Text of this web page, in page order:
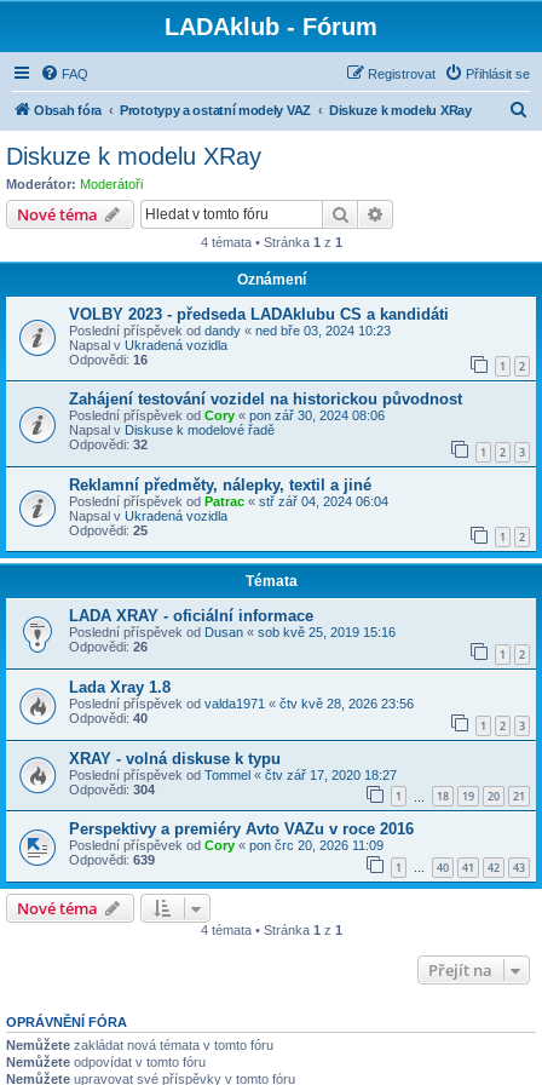
LADAklub - Fórum
FAQ Přihlásit se
Registrovat
Obsah fóra Prototypy a ostatní modely VAZ Diskuze k modelu XRay
Diskuze k modelu XRay
Moderátor: Moderátoři
Nové téma Hledat
4 témata • Stránka 1 z 1
Oznámení
VOLBY 2023 - předseda LADAklubu CS a kandidáti
Poslední příspěvek od dandy « ned bře 03, 2024 10:23
Napsal v Ukradená vozidla
Odpovědi: 16 1 2
Zahájení testování vozidel na historickou původnost
Poslední příspěvek od Cory « pon zář 30, 2024 08:06
Napsal v Diskuse k modelové řadě
Odpovědi: 32 1 2 3
Reklamní předměty, nálepky, textil a jiné
Poslední příspěvek od Patrac « stř zář 04, 2024 06:04
Napsal v Ukradená vozidla
Odpovědi: 25 1 2
Témata
LADA XRAY - oficiální informace
Poslední příspěvek od Dusan « sob kvě 25, 2019 15:16
Odpovědi: 26 1 2
Lada Xray 1.8
Poslední příspěvek od valda1971 « čtv kvě 28, 2026 23:56
Odpovědi: 40 1 2 3
XRAY - volná diskuse k typu
Poslední příspěvek od Tommel « čtv zář 17, 2020 18:27
Odpovědi: 304 1 18 19 20 21
Perspektivy a premiéry Avto VAZu v roce 2016
Poslední příspěvek od Cory « pon črc 20, 2026 11:09
Odpovědi: 639 1 … 40 41 42 43
Nové téma
4 témata • Stránka 1 z 1
Přejít na
OPRÁVNĚNÍ FÓRA
Nemůžete zakládat nová témata v tomto fóru
Nemůžete odpovídat v tomto fóru
Nemůžete upravovat své příspěvky v tomto fóru